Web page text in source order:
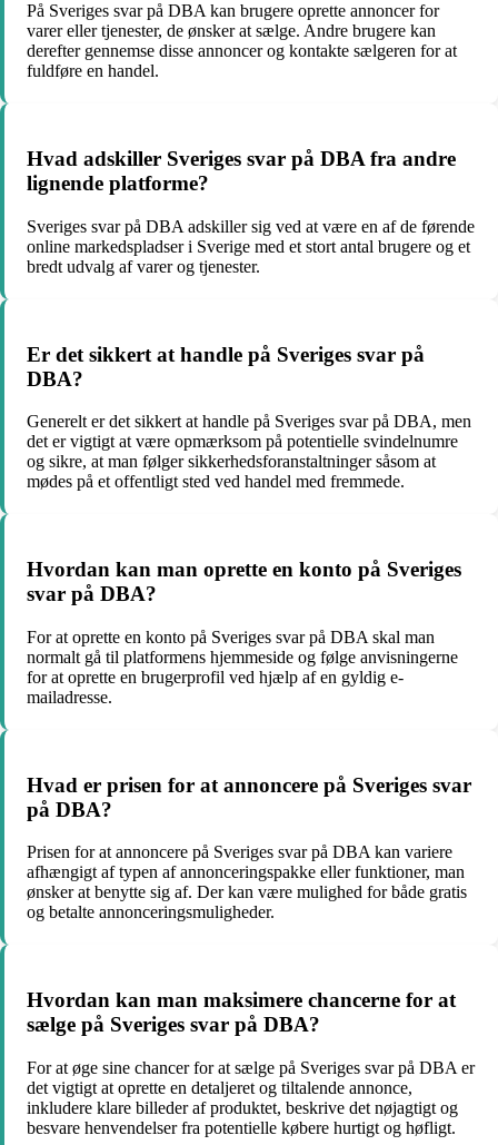
På Sveriges svar på DBA kan brugere oprette annoncer for
varer eller tjenester, de ønsker at sælge. Andre brugere kan
derefter gennemse disse annoncer og kontakte sælgeren for at
fuldføre en handel.
Hvad adskiller Sveriges svar på DBA fra andre
lignende platforme?
Sveriges svar på DBA adskiller sig ved at være en af de førende
online markedspladser i Sverige med et stort antal brugere og et
bredt udvalg af varer og tjenester.
Er det sikkert at handle på Sveriges svar på
DBA?
Generelt er det sikkert at handle på Sveriges svar på DBA, men
det er vigtigt at være opmærksom på potentielle svindelnumre
og sikre, at man følger sikkerhedsforanstaltninger såsom at
mødes på et offentligt sted ved handel med fremmede.
Hvordan kan man oprette en konto på Sveriges
svar på DBA?
For at oprette en konto på Sveriges svar på DBA skal man
normalt gå til platformens hjemmeside og følge anvisningerne
for at oprette en brugerprofil ved hjælp af en gyldig e-
mailadresse.
Hvad er prisen for at annoncere på Sveriges svar
på DBA?
Prisen for at annoncere på Sveriges svar på DBA kan variere
afhængigt af typen af annonceringspakke eller funktioner, man
ønsker at benytte sig af. Der kan være mulighed for både gratis
og betalte annonceringsmuligheder.
Hvordan kan man maksimere chancerne for at
sælge på Sveriges svar på DBA?
For at øge sine chancer for at sælge på Sveriges svar på DBA er
det vigtigt at oprette en detaljeret og tiltalende annonce,
inkludere klare billeder af produktet, beskrive det nøjagtigt og
besvare henvendelser fra potentielle købere hurtigt og høfligt.